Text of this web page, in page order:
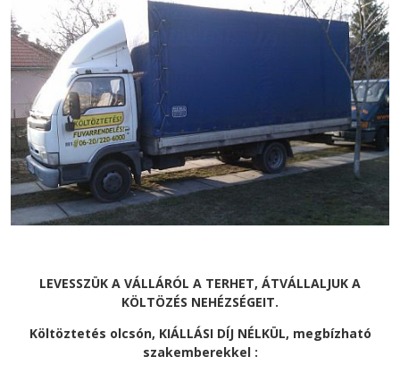
LEVESSZÜK A VÁLLÁRÓL A TERHET, ÁTVÁLLALJUK A
KÖLTÖZÉS NEHÉZSÉGEIT.
Költöztetés olcsón, KIÁLLÁSI DÍJ NÉLKÜL, megbízható
szakemberekkel :